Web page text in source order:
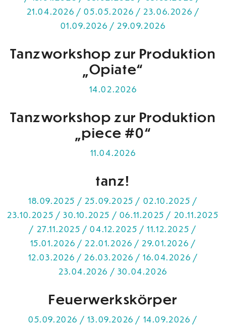
21.04.2026 / 05.05.2026 / 23.06.2026 /
01.09.2026 / 29.09.2026
Tanzworkshop zur Produktion
„Opiate“
14.02.2026
Tanzworkshop zur Produktion
„piece #0“
11.04.2026
tanz!
18.09.2025 / 25.09.2025 / 02.10.2025 /
23.10.2025 / 30.10.2025 / 06.11.2025 / 20.11.2025
/ 27.11.2025 / 04.12.2025 / 11.12.2025 /
15.01.2026 / 22.01.2026 / 29.01.2026 /
12.03.2026 / 26.03.2026 / 16.04.2026 /
23.04.2026 / 30.04.2026
Feuerwerkskörper
05.09.2026 / 13.09.2026 / 14.09.2026 /